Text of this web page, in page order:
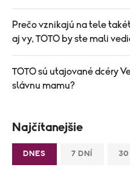
Prečo vznikajú na tele
aj vy, TOTO by ste mali
TOTO sú utajované dcéry
slávnu mamu?
Najčítanejšie
DNES 7 DNÍ 30